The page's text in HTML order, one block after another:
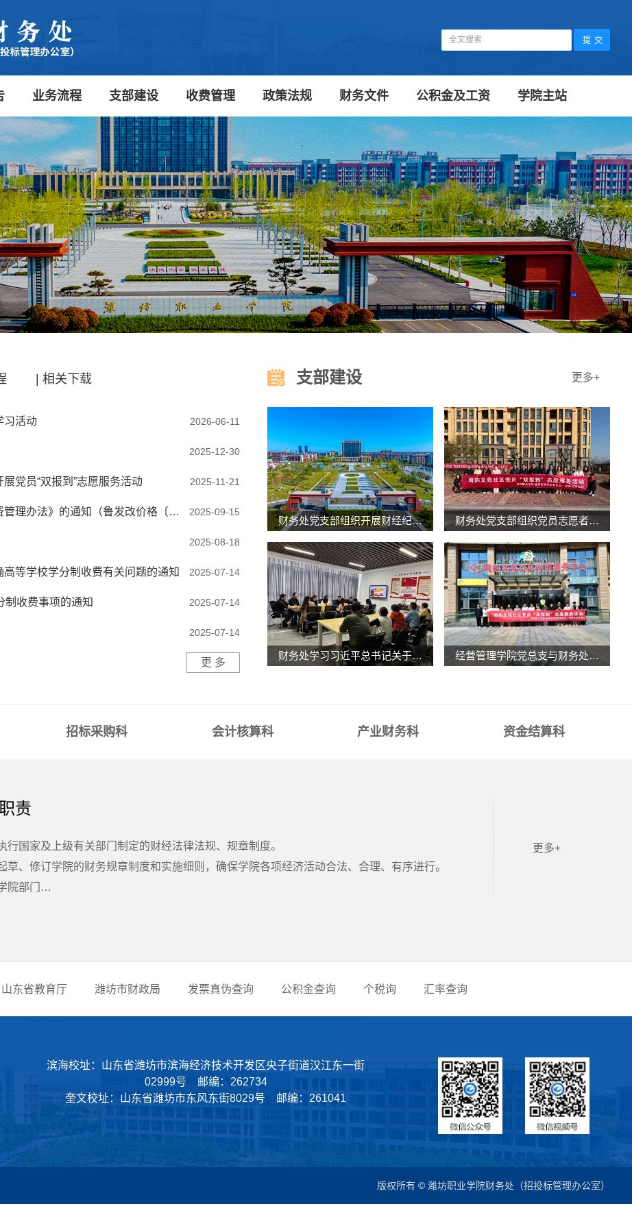
业务流程 支部建设 收费管理 政策法规 财务文件 公积金及工资 学院主站
| 相关下载
2026-06-11
习活动
2025-12-30
2025-11-21
党员“双报到”志愿服务活动
2025-09-15
关于印发《山东省高等学校服务性收费和代收费管理办法》的通知（鲁发改价格〔2025〕660号）
2025-08-18
2025-07-14
等学校学分制收费有关问题的通知
2025-07-14
制收费事项的通知
2025-07-14
更 多
支部建设 更多+
财务处党支部组织开展财经纪律警示教育专题学习活动 财务处党支部组织党员志愿者到海韵文苑社区开展党员“双报到”志愿服务活动
财务处学习习近平总书记关于党风廉政建设、廉洁文化建设重要论述 经营管理学院党总支与财务处党支部到海韵文苑社区开展党员“双报到”志愿服务活动
招标采购科 会计核算科 产业财务科 资金结算科
更多+
责
行国家及上级有关部门制定的财经法律法规、规章制度。
草、修订学院的财务规章制度和实施细则，确保学院各项经济活动合法、合理、有序进行。
院部门…
山东省教育厅 潍坊市财政局 发票真伪查询 公积金查询 个税询 汇率查询
滨海校址：山东省潍坊市滨海经济技术开发区央子街道汉江东一街
02999号 邮编：262734
奎文校址：山东省潍坊市东风东街8029号 邮编：261041
版权所有 © 潍坊职业学院财务处（招投标管理办公室）